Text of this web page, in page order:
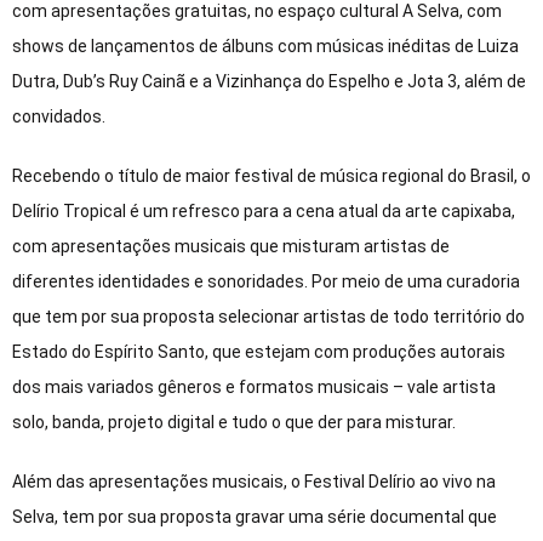
com apresentações gratuitas, no espaço cultural A Selva, com
shows de lançamentos de álbuns com músicas inéditas de Luiza
Dutra, Dub’s Ruy Cainã e a Vizinhança do Espelho e Jota 3, além de
convidados.
Recebendo o título de maior festival de música regional do Brasil, o
Delírio Tropical é um refresco para a cena atual da arte capixaba,
com apresentações musicais que misturam artistas de
diferentes identidades e sonoridades. Por meio de uma curadoria
que tem por sua proposta selecionar artistas de todo território do
Estado do Espírito Santo, que estejam com produções autorais
dos mais variados gêneros e formatos musicais – vale artista
solo, banda, projeto digital e tudo o que der para misturar.
Além das apresentações musicais, o Festival Delírio ao vivo na
Selva, tem por sua proposta gravar uma série documental que